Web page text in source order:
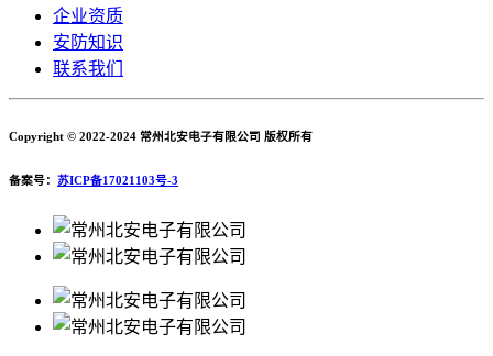
企业资质
安防知识
联系我们
Copyright © 2022-2024 常州北安电子有限公司 版权所有
备案号： 苏ICP备17021103号-3